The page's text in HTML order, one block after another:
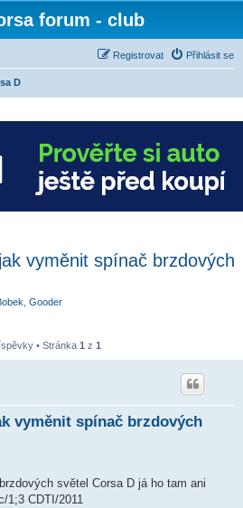
forum - club
Přihlásit se
Registrovat
D
vyměnit spínač brzdových
Gooder
• Stránka 1 z 1
vyměnit spínač brzdových
světel Corsa D já ho tam ani
1;3 CDTI/2011